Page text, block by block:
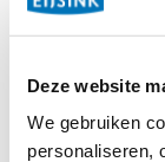
Deze website
We gebruiken
personaliseren,
We werken met
collega’s met
werkplek. Ons